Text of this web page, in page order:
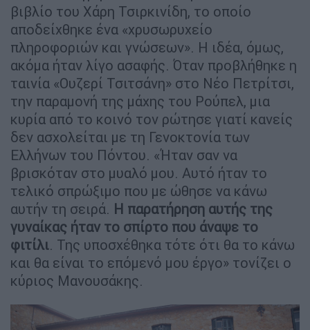
βιβλίο του Χάρη Τσιρκινίδη, το οποίο
αποδείχθηκε ένα «χρυσωρυχείο
πληροφοριών και γνώσεων». Η ιδέα, όμως,
ακόμα ήταν λίγο ασαφής. Όταν προβλήθηκε η
ταινία «Ουζερί Τσιτσάνη» στο Νέο Πετρίτσι,
την παραμονή της μάχης του Ρούπελ, μια
κυρία από το κοινό τον ρώτησε γιατί κανείς
δεν ασχολείται με τη Γενοκτονία των
Ελλήνων του Πόντου. «Ήταν σαν να
βρισκόταν στο μυαλό μου. Αυτό ήταν το
τελικό σπρώξιμο που με ώθησε να κάνω
αυτήν τη σειρά. Η παρατήρηση αυτής της
γυναίκας ήταν το σπίρτο που άναψε το
φιτίλι. Της υποσχέθηκα τότε ότι θα το κάνω
και θα είναι το επόμενό μου έργο» τονίζει ο
κύριος Μανουσάκης.